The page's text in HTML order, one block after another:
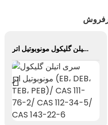
سری اتیلن گلیکول مونوبوتیل اتر (EB، DEB، TEB، PEB)/ CAS 111-76-2/ CAS 112-34-5/ CAS 143-22-6